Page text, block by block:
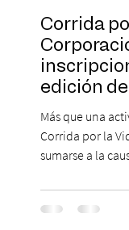
Corrida
edición
solidaria
Más que una
Corrida por la
sumarse a la
desarrolla
orientación,